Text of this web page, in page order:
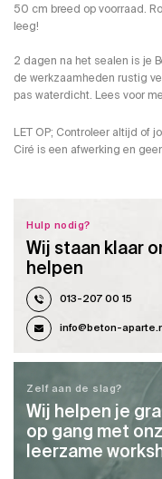
50 cm breed op voorraad.
leeg!
2 dagen na het sealen is je
de werkzaamheden rustig
pas waterdicht. Lees voor
LET OP; Controleer altijd of
Ciré is een afwerking en
Hulp nodig?
Wij staan klaar
helpen
013-207 00 15
info@beton-
Zelf aan de slag?
Wij helpen je
op gang met
leerzame